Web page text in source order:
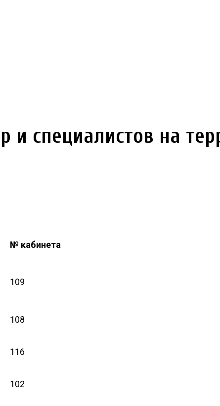
специалистов на
№ кабинета
109
108
116
102